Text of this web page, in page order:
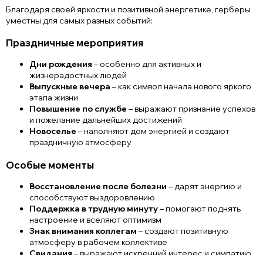
Благодаря своей яркости и позитивной энергетике, герберы
уместны для самых разных событий:
Праздничные мероприятия
Дни рождения – особенно для активных и
жизнерадостных людей
Выпускные вечера – как символ начала нового яркого
этапа жизни
Повышение по службе – выражают признание успехов
и пожелание дальнейших достижений
Новоселье – наполняют дом энергией и создают
праздничную атмосферу
Особые моменты
Восстановление после болезни – дарят энергию и
способствуют выздоровлению
Поддержка в трудную минуту– помогают поднять
настроение и вселяют оптимизм
Знак внимания коллегам – создают позитивную
атмосферу в рабочем коллективе